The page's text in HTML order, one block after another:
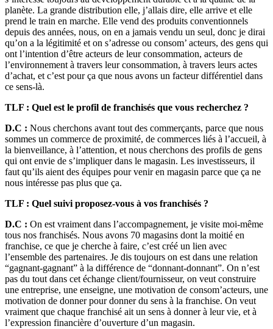
planète. La grande distribution elle, j’allais dire, elle arrive et elle
prend le train en marche. Elle vend des produits conventionnels
depuis des années, nous, on en a jamais vendu un seul, donc je dirai
qu’on a la légitimité et on s’adresse ou consom’ acteurs, des gens qui
ont l’intention d’être acteurs de leur consommation, acteurs de
l’environnement à travers leur consommation, à travers leurs actes
d’achat, et c’est pour ça que nous avons un facteur différentiel dans
ce sens-là.
TLF : Quel est le profil de franchisés que vous recherchez ?
D.C : Nous cherchons avant tout des commerçants, parce que nous
sommes un commerce de proximité, de commerces liés à l’accueil, à
la bienveillance, à l’attention, et nous cherchons des profils de gens
qui ont envie de s’impliquer dans le magasin. Les investisseurs, il
faut qu’ils aient des équipes pour venir en magasin parce que ça ne
nous intéresse pas plus que ça.
TLF : Quel suivi proposez-vous à vos franchisés ?
D.C : On est vraiment dans l’accompagnement, je visite moi-même
tous nos franchisés. Nous avons 70 magasins dont la moitié en
franchise, ce que je cherche à faire, c’est créé un lien avec
l’ensemble des partenaires. Je dis toujours on est dans une relation
“gagnant-gagnant” à la différence de “donnant-donnant”. On n’est
pas du tout dans cet échange client/fournisseur, on veut construire
une entreprise, une enseigne, une motivation de consom’acteurs, une
motivation de donner pour donner du sens à la franchise. On veut
vraiment que chaque franchisé ait un sens à donner à leur vie, et à
l’expression financière d’ouverture d’un magasin.